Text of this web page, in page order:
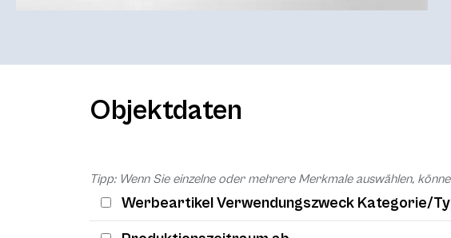
Objektdaten
Tipp: Wenn Sie einzelne oder mehrere Merkmale auswählen,
Werbeartikel Verwendungszweck Kategorie/